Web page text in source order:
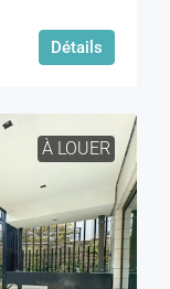
Détails
À LOUER